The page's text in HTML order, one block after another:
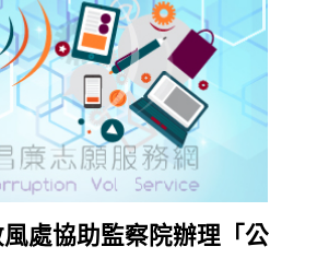
處協助監察院辦理「公